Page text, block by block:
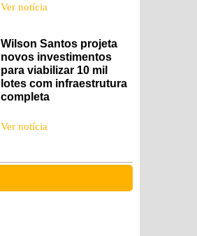
Ver notícia
Wilson Santos projeta
novos investimentos
para viabilizar 10 mil
lotes com infraestrutura
completa
Ver notícia